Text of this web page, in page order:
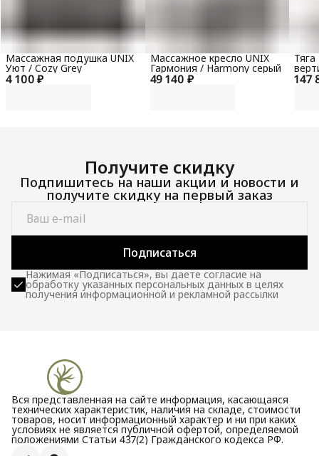
4 100 ₽
Массажная подушка UNIX
Уют / Cozy Grey
49 140 ₽
Массажное кресло UNIX
Гармония / Harmony серый
147
100
Получите скидку
Подпишитесь на наши акции и новости и
получите скидку на первый заказ
Подписаться
Нажимая «Подписаться», вы даете согласие на
обработку указанных персональных данных в целях
получения информационной и рекламной рассылки
Вся представленная на сайте информация, касающаяся
технических характеристик, наличия на складе, стоимости
товаров, носит информационный характер и ни при каких
условиях не является публичной офертой, определяемой
положениями Статьи 437(2) Гражданского кодекса РФ.